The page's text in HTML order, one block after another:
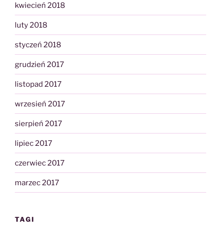
kwiecień 2018
luty 2018
styczeń 2018
grudzień 2017
listopad 2017
wrzesień 2017
sierpień 2017
lipiec 2017
czerwiec 2017
marzec 2017
TAGI